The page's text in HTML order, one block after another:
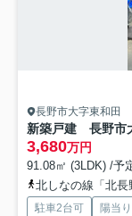
長野市大字東和田
新築戸建 長野市
3,680万円
91.08㎡ (3LDK) /予
北しなの線「北
駐車2台可 陽当